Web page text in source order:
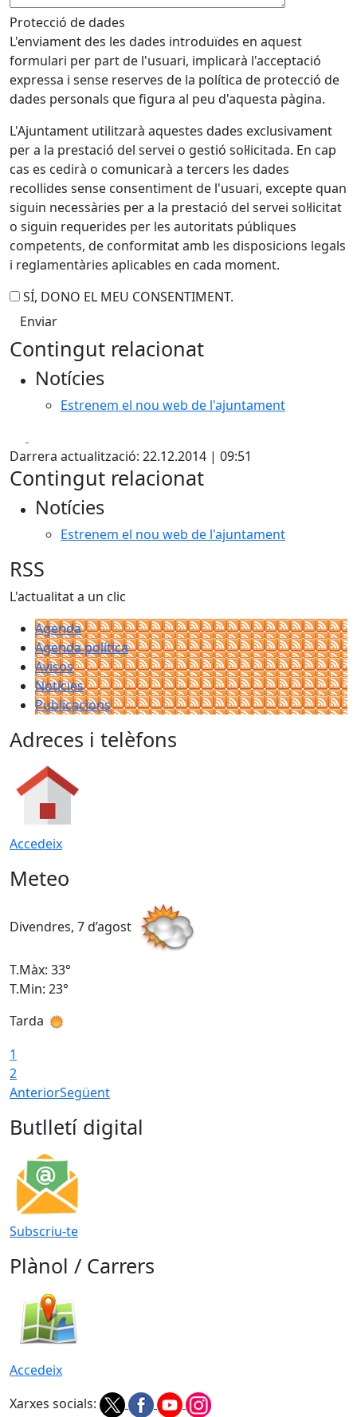
Protecció de dades
L'enviament des les dades introduïdes en aquest
formulari per part de l'usuari, implicarà l'acceptació
expressa i sense reserves de la política de protecció de
dades personals que figura al peu d'aquesta pàgina.
L'Ajuntament utilitzarà aquestes dades exclusivament
per a la prestació del servei o gestió sol·licitada. En cap
cas es cedirà o comunicarà a tercers les dades
recollides sense consentiment de l'usuari, excepte quan
siguin necessàries per a la prestació del servei sol·licitat
o siguin requerides per les autoritats públiques
competents, de conformitat amb les disposicions legals
i reglamentàries aplicables en cada moment.
SÍ, DONO EL MEU CONSENTIMENT.
Contingut relacionat
Notícies
Estrenem el nou web de l'ajuntament
Darrera actualització: 22.12.2014 | 09:51
Contingut relacionat
Notícies
Estrenem el nou web de l'ajuntament
RSS
L'actualitat a un clic
Agenda
Agenda política
Avisos
Notícies
Publicacions
Adreces i telèfons
Accedeix
Meteo
Divendres, 7 d’agost
T.Màx: 33°
T.Min: 23°
Tarda
1
2
AnteriorSegüent
Butlletí digital
Subscriu-te
Plànol / Carrers
Accedeix
Xarxes socials: